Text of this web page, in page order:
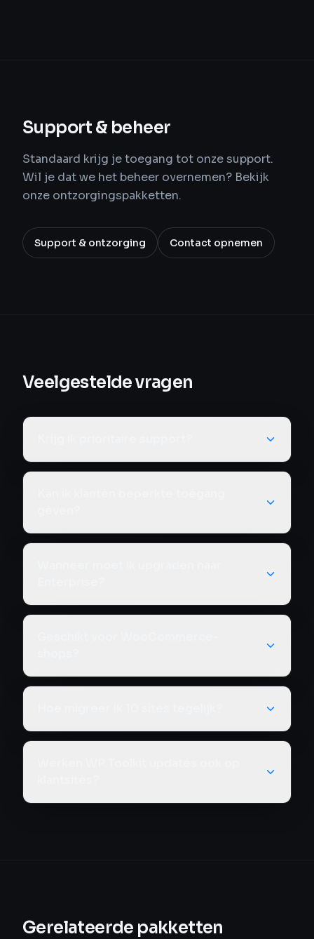
Support & beheer
Standaard krijg je toegang tot onze support.
Wil je dat we het beheer overnemen? Bekijk
onze ontzorgingspakketten.
Support & ontzorging Contact opnemen
Veelgestelde vragen
Gerelateerde pakketten